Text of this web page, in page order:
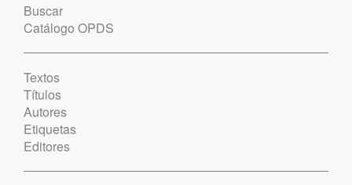
Buscar
Catálogo OPDS
Textos
Títulos
Autores
Etiquetas
Editores